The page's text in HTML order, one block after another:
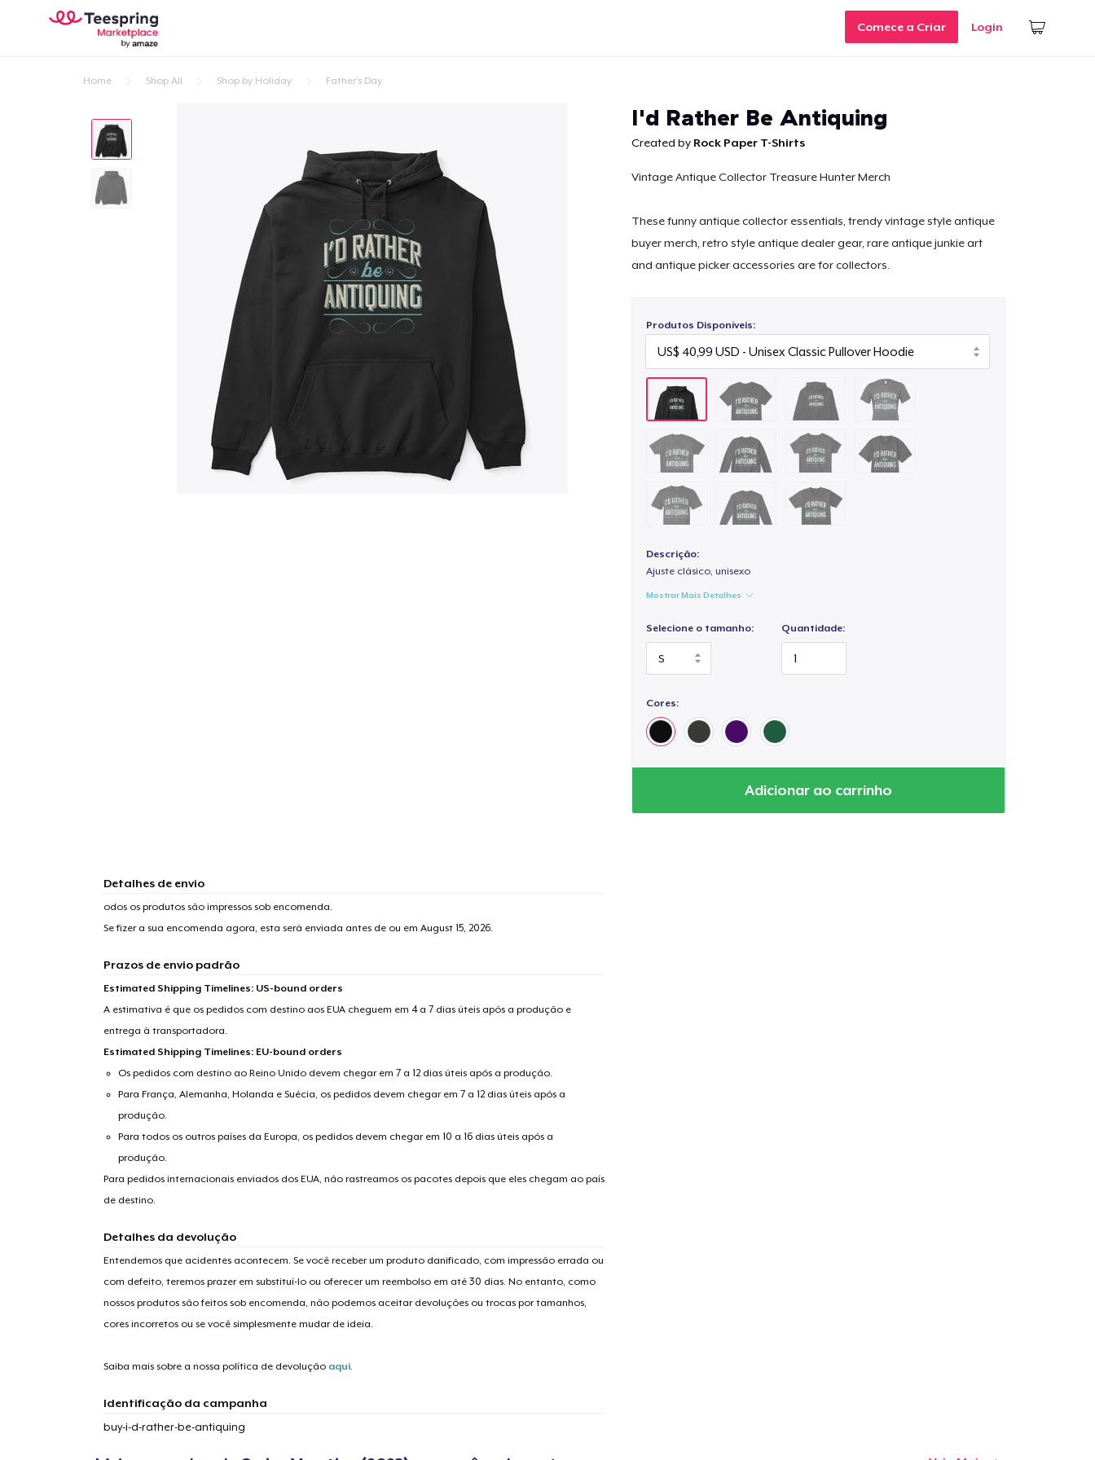
Comece a Criar Login
Home Shop All Shop by Holiday Father's Day
I'd Rather Be Antiquing
Created by Rock Paper T-Shirts
Vintage Antique Collector Treasure Hunter Merch
These funny antique collector essentials, trendy vintage style antique
buyer merch, retro style antique dealer gear, rare antique junkie art
and antique picker accessories are for collectors.
Produtos Disponíveis:
Descrição:
Ajuste clásico, unisexo
Mostrar Mais Detalhes
Selecione o tamanho: Quantidade:
Cores:
Adicionar ao carrinho
Detalhes de envio
odos os produtos são impressos sob encomenda.
Se fizer a sua encomenda agora, esta será enviada antes de ou em August 15, 2026.
Prazos de envio padrão
Estimated Shipping Timelines: US-bound orders
A estimativa é que os pedidos com destino aos EUA cheguem em 4 a 7 dias úteis após a produção e
entrega à transportadora.
Estimated Shipping Timelines: EU-bound orders
Os pedidos com destino ao Reino Unido devem chegar em 7 a 12 dias úteis após a produção.
Para França, Alemanha, Holanda e Suécia, os pedidos devem chegar em 7 a 12 dias úteis após a
produção.
Para todos os outros países da Europa, os pedidos devem chegar em 10 a 16 dias úteis após a
produção.
Para pedidos internacionais enviados dos EUA, não rastreamos os pacotes depois que eles chegam ao país
de destino.
Detalhes da devolução
Entendemos que acidentes acontecem. Se você receber um produto danificado, com impressão errada ou
com defeito, teremos prazer em substituí-lo ou oferecer um reembolso em até 30 dias. No entanto, como
nossos produtos são feitos sob encomenda, não podemos aceitar devoluções ou trocas por tamanhos,
cores incorretos ou se você simplesmente mudar de ideia.
Saiba mais sobre a nossa política de devolução aqui.
Identificação da campanha
buy-i-d-rather-be-antiquing
Seguir para a Finalização da